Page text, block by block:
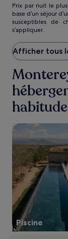
Prix
par
nuit
le
plus
bas
trouvé
au
cours
des
24 dernières
heures
la
d’un
séjour
d’une
nuit
pour
2 adultes.
Les
prix
et
la
disponibilité
Prix par nuit le
base d’un séjour
susceptibles de
s’appliquer.
Afficher tous
Piscine
Rechercher